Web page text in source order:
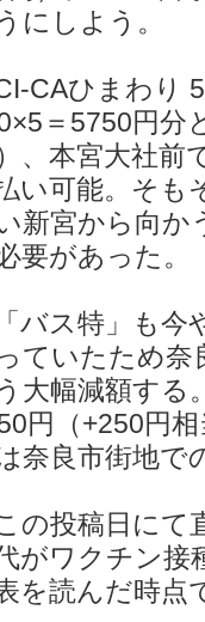
にしよう。
CAひまわり
＝5750円分
、本宮大社前
い可能。そも
新宮から向か
要があった。
バス特」も今
ていたため奈
大幅減額する
円（+250円
奈良市街地で
の投稿日にて
がワクチン接
を読んだ時点